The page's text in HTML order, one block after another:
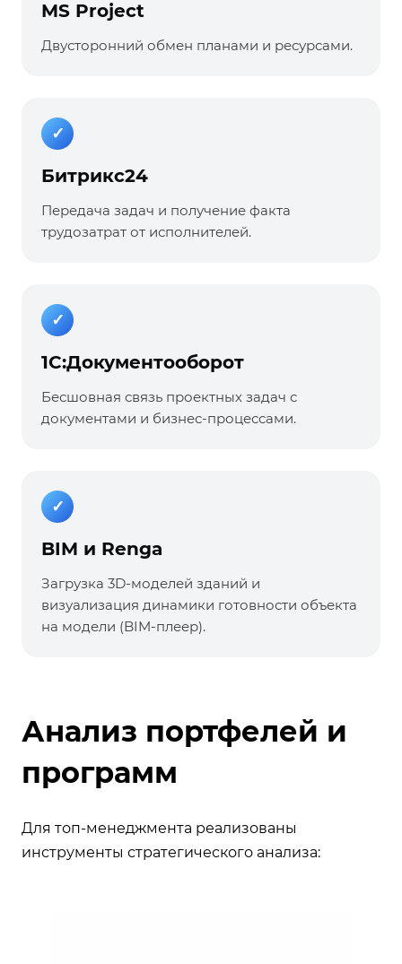
MS Project
Двусторонний обмен планами и ресурсами.
✓
Битрикс24
Передача задач и получение факта
трудозатрат от исполнителей.
✓
1С:Документооборот
Бесшовная связь проектных задач с
документами и бизнес-процессами.
✓
BIM и Renga
Загрузка 3D-моделей зданий и
визуализация динамики готовности объекта
на модели (BIM-плеер).
Анализ портфелей и
программ
Для топ-менеджмента реализованы
инструменты стратегического анализа: